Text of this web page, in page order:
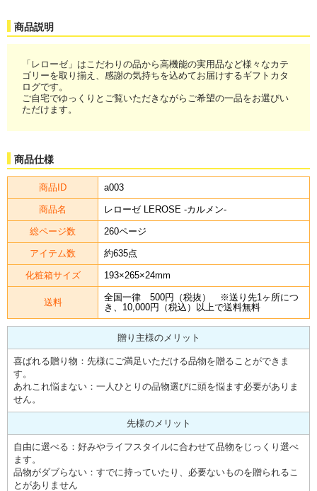
商品説明
「レローゼ」はこだわりの品から高機能の実用品など様々なカテ
ゴリーを取り揃え、感謝の気持ちを込めてお届けするギフトカタ
ログです。
ご自宅でゆっくりとご覧いただきながらご希望の一品をお選びい
ただけます。
商品仕様
商品ID a003
商品名 レローゼ LEROSE -カルメン-
総ページ数 260ページ
アイテム数 約635点
化粧箱サイズ 193×265×24mm
送料
全国一律 500円（税抜） ※送り先1ヶ所につ
き、10,000円（税込）以上で送料無料
贈り主様のメリット
喜ばれる贈り物：先様にご満足いただける品物を贈ることができま
す。
あれこれ悩まない：一人ひとりの品物選びに頭を悩ます必要がありま
せん。
先様のメリット
自由に選べる：好みやライフスタイルに合わせて品物をじっくり選べ
ます。
品物がダブらない：すでに持っていたり、必要ないものを贈られるこ
とがありません